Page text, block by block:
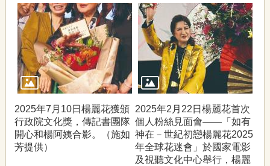
2025年7月10日楊麗花獲頒
行政院文化獎，傳記書團隊
開心和楊阿姨合影。（施如
芳提供）
2025年2月22日楊麗花首次
個人粉絲見面會——「如有
神在－世紀初戀楊麗花2025
年全球花迷會」於國家電影
及視聽文化中心舉行，楊麗